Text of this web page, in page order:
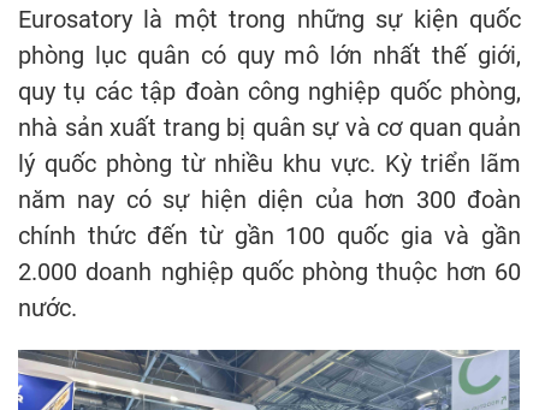
Eurosatory là một trong những sự kiện quốc
phòng lục quân có quy mô lớn nhất thế giới,
quy tụ các tập đoàn công nghiệp quốc phòng,
nhà sản xuất trang bị quân sự và cơ quan quản
lý quốc phòng từ nhiều khu vực. Kỳ triển lãm
năm nay có sự hiện diện của hơn 300 đoàn
chính thức đến từ gần 100 quốc gia và gần
2.000 doanh nghiệp quốc phòng thuộc hơn 60
nước.